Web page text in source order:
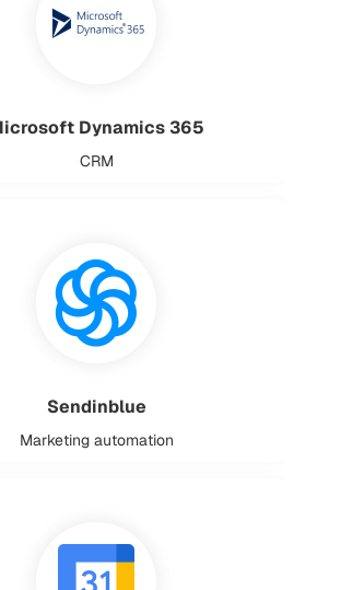
Dynamics 365
CRM
Sendinblue
Marketing automation